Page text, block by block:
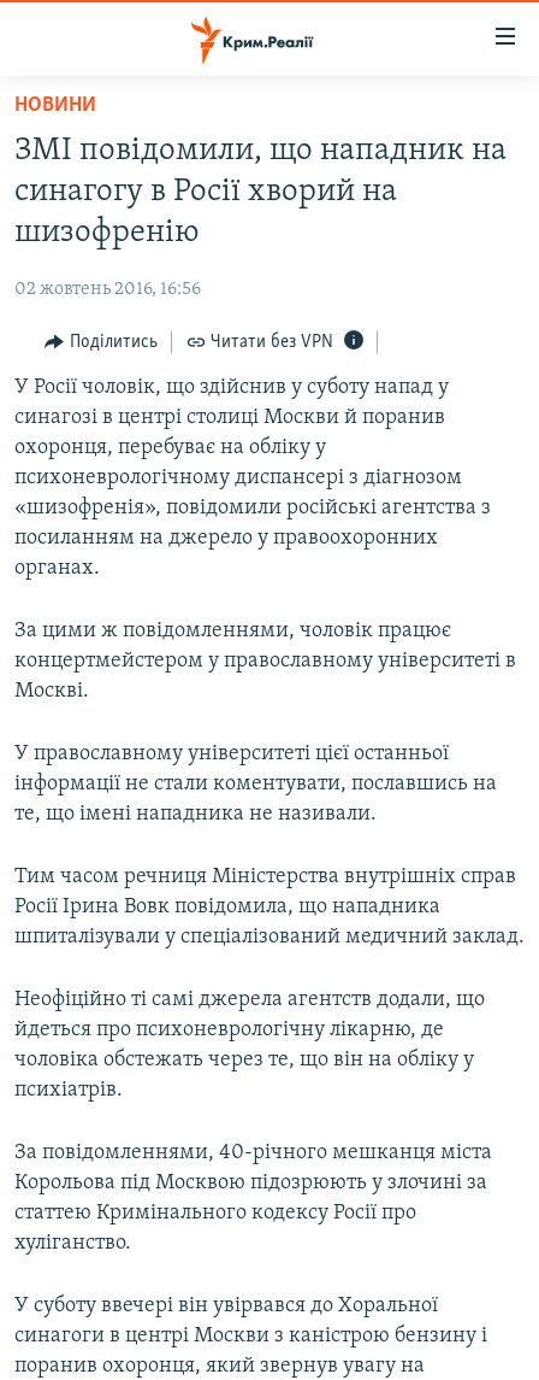
Перейти
основного
матеріалу
до
основної
Перейти
пошуку
ВІДЕО ТА ФОТО
БЛОГИ
ПОГЛЯД
ІНТЕРВ'Ю
ВСЕ ЗА ДЕНЬ
СПЕЦПРОЕКТИ
ДЕПОРТАЦІЯ
ВІДЕОУРОКИ «ELIFBE»
УКРАЇНСЬКА ПРОБЛЕМА КРИМУ
ІНФОГРАФІКА
ЯК ОБІЙТИ БЛОКУВАННЯ
Русский
Qırımtatar
ДОЛУЧАЙСЯ!
Усі сайти RFE/RL
НОВИНИ
ЗМІ повідомили, що нападник на
синагогу в Росії хворий на
шизофренію
02 жовтень 2016, 16:56
Поділитись Читати без VPN
У Росії чоловік, що здійснив у суботу напад у
синагозі в центрі столиці Москви й поранив
охоронця, перебуває на обліку у
психоневрологічному диспансері з діагнозом
«шизофренія», повідомили російські агентства з
посиланням на джерело у правоохоронних
органах.
За цими ж повідомленнями, чоловік працює
концертмейстером у православному університеті в
Москві.
У православному університеті цієї останньої
інформації не стали коментувати, пославшись на
те, що імені нападника не називали.
Тим часом речниця Міністерства внутрішніх справ
Росії Ірина Вовк повідомила, що нападника
шпиталізували у спеціалізований медичний заклад.
Неофіційно ті самі джерела агентств додали, що
йдеться про психоневрологічну лікарню, де
чоловіка обстежать через те, що він на обліку у
психіатрів.
За повідомленнями, 40-річного мешканця міста
Корольова під Москвою підозрюють у злочині за
статтею Кримінального кодексу Росії про
хуліганство.
У суботу ввечері він увірвався до Хоральної
синагоги в центрі Москви з каністрою бензину і
поранив охоронця, який звернув увагу на